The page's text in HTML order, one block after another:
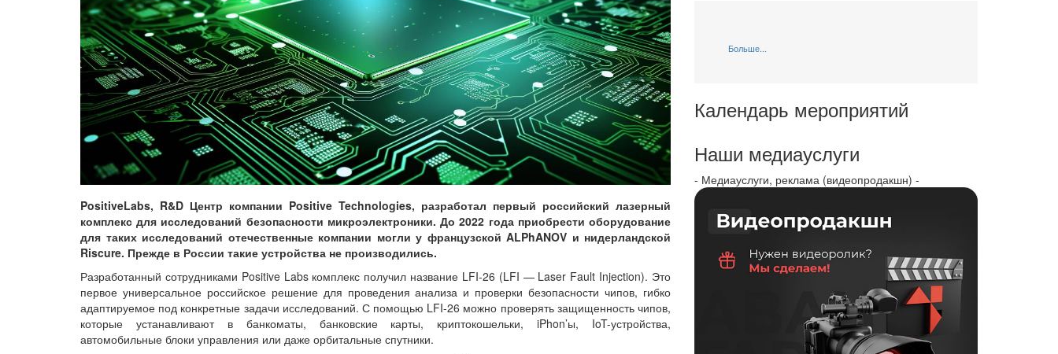
PositiveLabs, R&D Центр компании Positive Technologies, разработал первый российский лазерный
комплекс для исследований безопасности микроэлектроники. До 2022 года приобрести оборудование
для таких исследований отечественные компании могли у французской ALPhANOV и нидерландской
Riscure. Прежде в России такие устройства не производились.
Разработанный сотрудниками Positive Labs комплекс получил название LFI-26 (LFI — Laser Fault Injection). Это
первое универсальное российское решение для проведения анализа и проверки безопасности чипов, гибко
адаптируемое под конкретные задачи исследований. С помощью LFI-26 можно проверять защищенность чипов,
которые устанавливают в банкоматы, банковские карты, криптокошельки, iPhon’ы, IoT-устройства,
автомобильные блоки управления или даже орбитальные спутники.
Больше...
Календарь мероприятий
Наши медиауслуги
- Медиауслуги, реклама (видеопродакшн) -